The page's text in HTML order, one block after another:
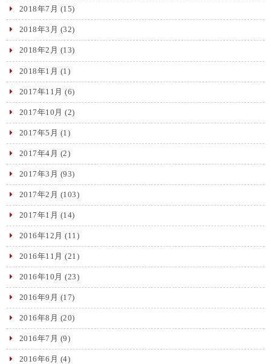
2018年7月 (15)
2018年3月 (32)
2018年2月 (13)
2018年1月 (1)
2017年11月 (6)
2017年10月 (2)
2017年5月 (1)
2017年4月 (2)
2017年3月 (93)
2017年2月 (103)
2017年1月 (14)
2016年12月 (11)
2016年11月 (21)
2016年10月 (23)
2016年9月 (17)
2016年8月 (20)
2016年7月 (9)
2016年6月 (4)